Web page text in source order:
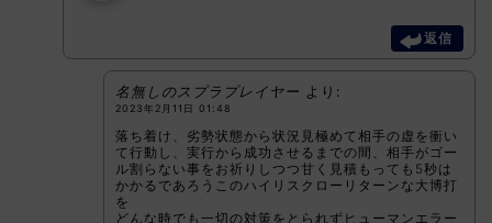
返信
名無しのスプラプレイヤー より:
2023年2月11日 01:48
落ち着け、劣勢状態から状況見極めて相手の虚を衝い
て行動し、実行から成功させるまでの間、相手がゴー
ル割らない事をお祈りしつつ甘く見積もっても5秒は
かかるであろうこのハイリスクローリターンな大博打
を
どんな時でも一切の対策をとられずヒューマンエラー